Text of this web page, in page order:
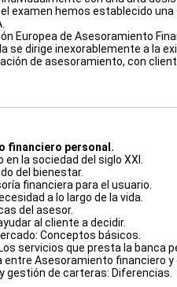
examen hemos establecido
Europea de Asesoramiento
se dirige inexorablemente a la
de asesoramiento, con
financiero personal.
en la sociedad del siglo XXI.
del bienestar.
financiera para el usuario.
a lo largo de la vida.
del asesor.
al cliente a decidir.
Conceptos básicos.
servicios que presta la banca
entre Asesoramiento financiero
gestión de carteras: Diferencias.